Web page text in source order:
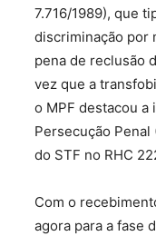
7.716/1989), que
discriminação por
pena de reclusão
vez que a
o MPF destacou a
Persecução
do STF no RHC
Com o
agora para a fase